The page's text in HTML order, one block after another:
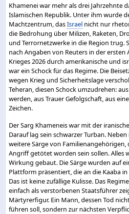
Khamenei war mehr als drei Jahrzehnte
Islamischen Republik. Unter ihm wurde
Machtzentrum, dasIsrael nicht nur
die Bedrohung über Milizen, Raketen,
und Terrornetzwerke in die Region trug.
nach Angaben von Reuters in der ersten
Krieges 2026 durch amerikanische und
war ein Schock für das Regime. Die
wegen Krieg und Sicherheitslage
Teheran, diesen Schock umzudrehen:
werden, aus Trauer Gefolgschaft, aus
Zeichen.
Der Sarg Khameneis war mit der
Darauf lag sein schwarzer Turban.
weitere Särge von Familienangehörigen,
Angriff getötet worden sein sollen. Alles
Wirkung gebaut. Die Särge wurden auf
Plattform präsentiert, die an die Kaaba
Das ist keine zufällige Kulisse. Das
einfach als verstorbenen Staatsführer
Märtyrerfigur. Ein Mann, dessen Tod
führen soll, sondern zur nächsten